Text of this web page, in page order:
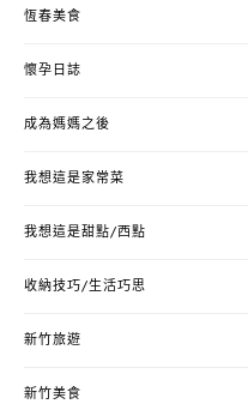
恆春美食
懷孕日誌
成為媽媽之後
我想這是家常菜
我想這是甜點/西點
收納技巧/生活巧思
新竹旅遊
新竹美食